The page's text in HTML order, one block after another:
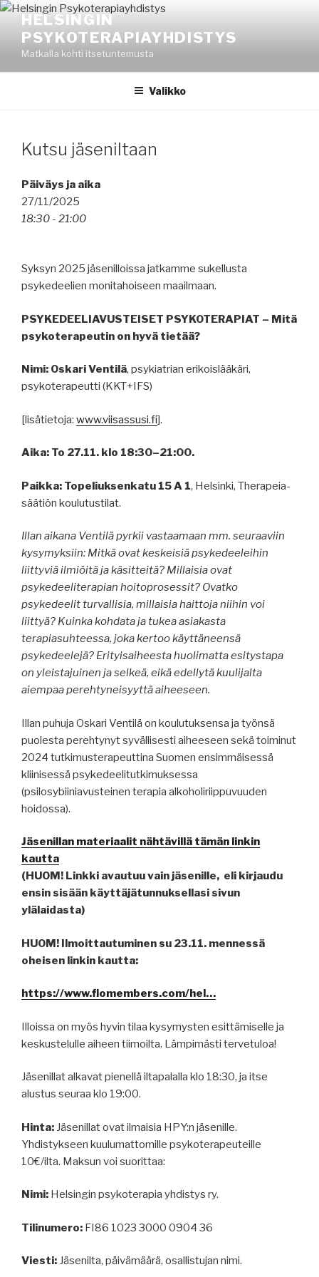
Siirry
sisältöönHELSINGIN
PSYKOTERAPIAYHDISTYS
Matkalla kohti itsetuntemusta
Valikko
Kutsu jäseniltaan
Päiväys ja aika
27/11/2025
18:30 - 21:00
Syksyn 2025 jäsenilloissa jatkamme sukellusta
psykedeelien monitahoiseen maailmaan.
PSYKEDEELIAVUSTEISET PSYKOTERAPIAT – Mitä
psykoterapeutin on hyvä tietää?
Nimi: Oskari Ventilä, psykiatrian erikoislääkäri,
psykoterapeutti (KKT+IFS)
[lisätietoja: www.viisassusi.fi].
Aika: To 27.11. klo 18:30–21:00.
Paikka: Topeliuksenkatu 15 A 1, Helsinki, Therapeia-
säätiön koulutustilat.
Illan aikana Ventilä pyrkii vastaamaan mm. seuraaviin
kysymyksiin: Mitkä ovat keskeisiä psykedeeleihin
liittyviä ilmiöitä ja käsitteitä? Millaisia ovat
psykedeeliterapian hoitoprosessit? Ovatko
psykedeelit turvallisia, millaisia haittoja niihin voi
liittyä? Kuinka kohdata ja tukea asiakasta
terapiasuhteessa, joka kertoo käyttäneensä
psykedeelejä? Erityisaiheesta huolimatta esitystapa
on yleistajuinen ja selkeä, eikä edellytä kuulijalta
aiempaa perehtyneisyyttä aiheeseen.
Illan puhuja Oskari Ventilä on koulutuksensa ja työnsä
puolesta perehtynyt syvällisesti aiheeseen sekä toiminut
2024 tutkimusterapeuttina Suomen ensimmäisessä
kliinisessä psykedeelitutkimuksessa
(psilosybiiniavusteinen terapia alkoholiriippuvuuden
hoidossa).
Jäsenillan materiaalit nähtävillä tämän linkin
kautta
(HUOM! Linkki avautuu vain jäsenille, eli kirjaudu
ensin sisään käyttäjätunnuksellasi sivun
ylälaidasta)
HUOM! Ilmoittautuminen su 23.11. mennessä
oheisen linkin kautta:
https://www.flomembers.com/hel…
Illoissa on myös hyvin tilaa kysymysten esittämiselle ja
keskustelulle aiheen tiimoilta. Lämpimästi tervetuloa!
Jäsenillat alkavat pienellä iltapalalla klo 18:30, ja itse
alustus seuraa klo 19:00.
Hinta: Jäsenillat ovat ilmaisia HPY:n jäsenille.
Yhdistykseen kuulumattomille psykoterapeuteille
10€/ilta. Maksun voi suorittaa:
Nimi: Helsingin psykoterapia yhdistys ry.
Tilinumero: FI86 1023 3000 0904 36
Viesti: Jäsenilta, päivämäärä, osallistujan nimi.